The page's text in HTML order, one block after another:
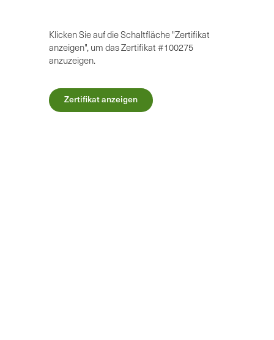
Klicken Sie auf die Schaltfläche "Zertifikat
anzeigen", um das Zertifikat #100275
anzuzeigen.
Zertifikat anzeigen